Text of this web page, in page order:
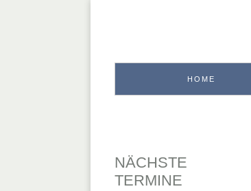
HOME
NÄCHSTE
TERMINE